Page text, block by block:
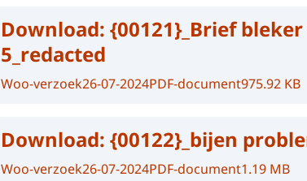
Download: {00121}_Brief
5_redacted
Woo-verzoek26-07-2024PDF-document975.92 KB
Download: {00122}_bijen
Woo-verzoek26-07-2024PDF-document1.19 MB